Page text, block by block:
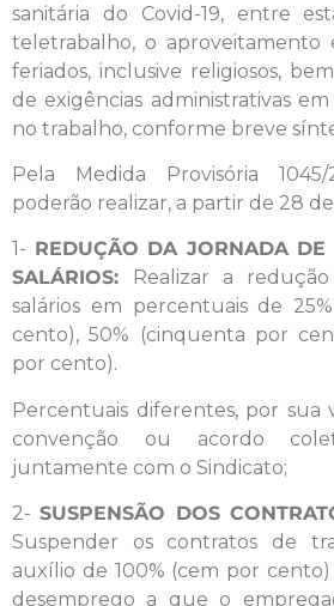
sanitária do Covid-19, entre
teletrabalho, o aproveitamento
feriados, inclusive religiosos,
de exigências administrativas
no trabalho, conforme breve
Pela Medida Provisória
poderão realizar, a partir de 28
1- REDUÇÃO DA JORNADA
SALÁRIOS:
Realizar a
salários em percentuais de
cento), 50% (cinquenta por
por cento).
Percentuais diferentes, por sua
convenção ou acordo
juntamente com o Sindicato;
2-SUSPENSÃO DOS
Suspender os contratos de
auxílio de 100% (cem por
desemprego a que o